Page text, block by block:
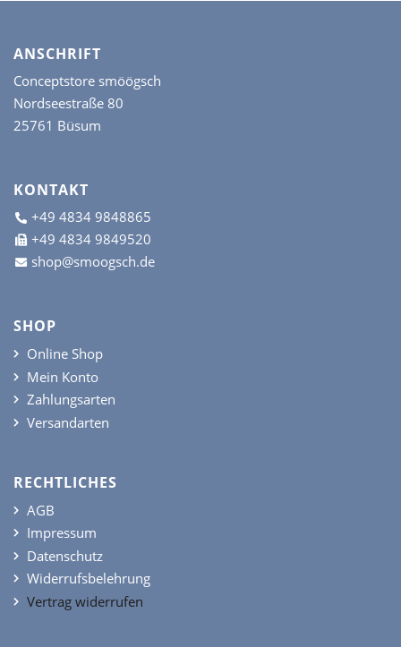
ANSCHRIFT
Conceptstore smöögsch
Nordseestraße 80
25761 Büsum
KONTAKT
+49 4834 9848865
+49 4834 9849520
shop@smoogsch.de
SHOP
Online Shop
Mein Konto
Zahlungsarten
Versandarten
RECHTLICHES
AGB
Impressum
Datenschutz
Widerrufsbelehrung
Vertrag widerrufen